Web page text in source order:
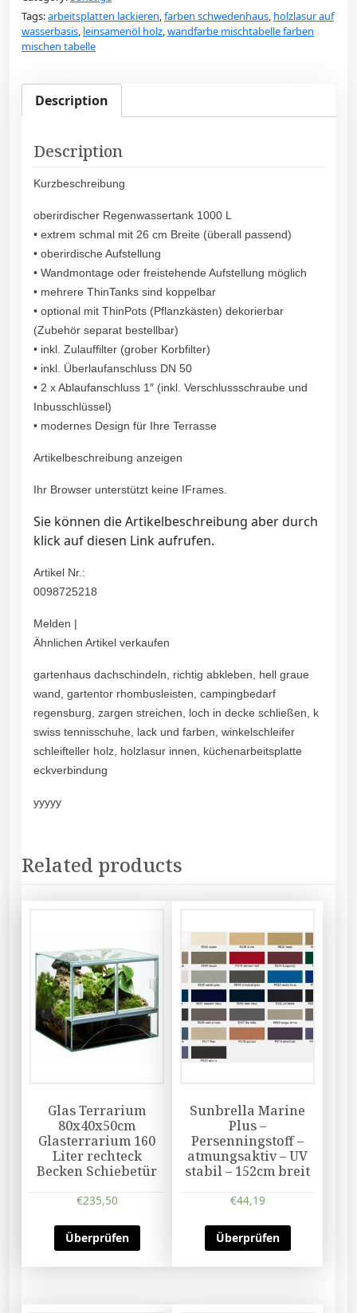
Tags:arbeitsplatten lackieren,farben schwedenhaus, holzlasur auf
wasserbasis, leinsamenöl holz,wandfarbe mischtabelle farben
mischen tabelle
Description
Description
Kurzbeschreibung
oberirdischer Regenwassertank 1000 L
• extrem schmal mit 26 cm Breite (überall passend)
• oberirdische Aufstellung
• Wandmontage oder freistehende Aufstellung möglich
• mehrere ThinTanks sind koppelbar
• optional mit ThinPots (Pflanzkästen) dekorierbar
(Zubehör separat bestellbar)
• inkl. Zulauffilter (grober Korbfilter)
• inkl. Überlaufanschluss DN 50
• 2 x Ablaufanschluss 1″ (inkl. Verschlussschraube und
Inbusschlüssel)
• modernes Design für Ihre Terrasse
Artikelbeschreibung anzeigen
Ihr Browser unterstützt keine IFrames.
Sie können die Artikelbeschreibung aber durch
klick auf diesen Link aufrufen.
Artikel Nr.:
0098725218
Melden |
Ähnlichen Artikel verkaufen
gartenhaus dachschindeln, richtig abkleben, hell graue
wand, gartentor rhombusleisten, campingbedarf
regensburg, zargen streichen, loch in decke schließen, k
swiss tennisschuhe, lack und farben, winkelschleifer
schleifteller holz, holzlasur innen, küchenarbeitsplatte
eckverbindung
yyyyy
Related products
Glas Terrarium
80x40x50cm
Glasterrarium 160
Liter rechteck
Becken Schiebetür
€235,50
Überprüfen
Sunbrella Marine
Plus –
Persenningstoff –
atmungsaktiv – UV
stabil – 152cm breit
€44,19
Überprüfen